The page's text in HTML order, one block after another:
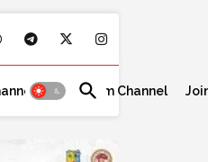
Telegram Channel